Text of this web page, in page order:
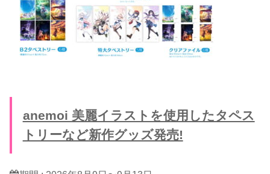
anemoi 美麗イラストを使用したタペス
トリーなど新作グッズ発売!